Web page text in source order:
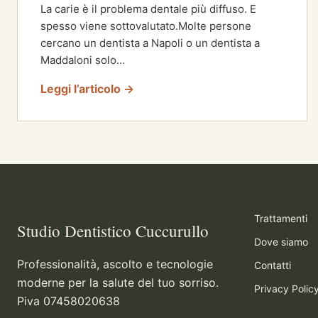
La carie è il problema dentale più diffuso. E
spesso viene sottovalutato.Molte persone
cercano un dentista a Napoli o un dentista a
Maddaloni solo…
Leggi l’articolo →
Studio Dentistico Cuccurullo
Professionalità, ascolto e tecnologie
moderne per la salute del tuo sorriso.
Piva 07458020638
Trattamenti
Dove siamo
Contatti
Privacy